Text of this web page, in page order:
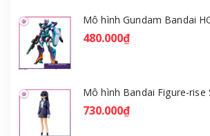
480.000₫
730.000₫